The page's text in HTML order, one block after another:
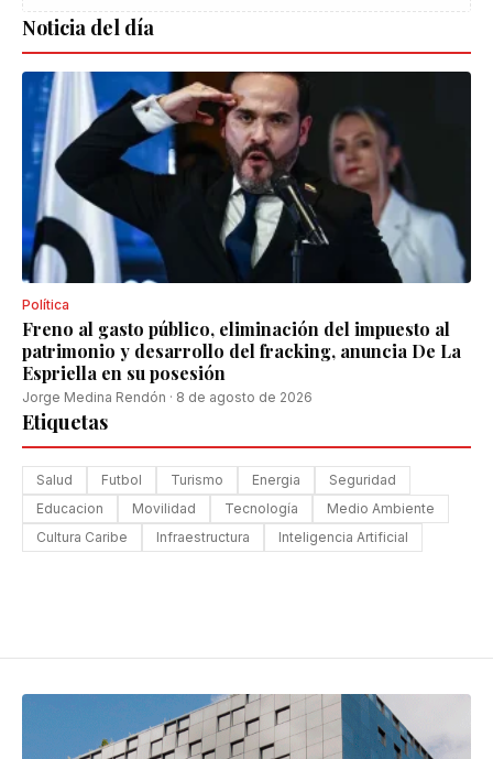
Noticia del día
Política
Freno al gasto público, eliminación del impuesto al
patrimonio y desarrollo del fracking, anuncia De La
Espriella en su posesión
Jorge Medina Rendón · 8 de agosto de 2026
Etiquetas
Salud Futbol Turismo Energia
Seguridad
Educacion
Movilidad Tecnología
Medio Ambiente
Cultura Caribe
Infraestructura Inteligencia Artificial